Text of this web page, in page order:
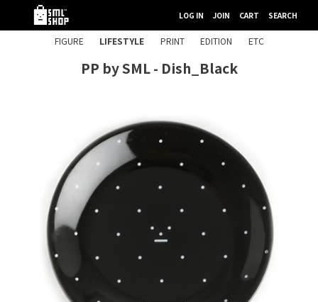
LOG IN JOIN CART SEARCH
FIGURE LIFESTYLE PRINT EDITION ETC
PP by SML - Dish_Black